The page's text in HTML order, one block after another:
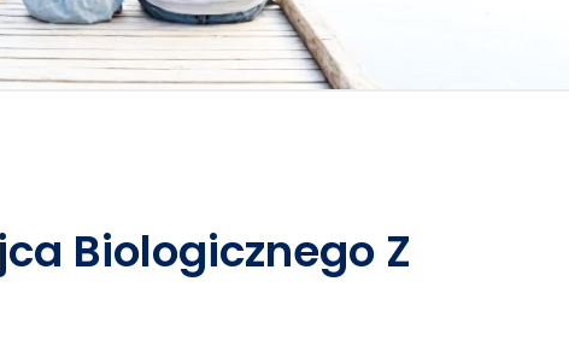
Biologicznego Z